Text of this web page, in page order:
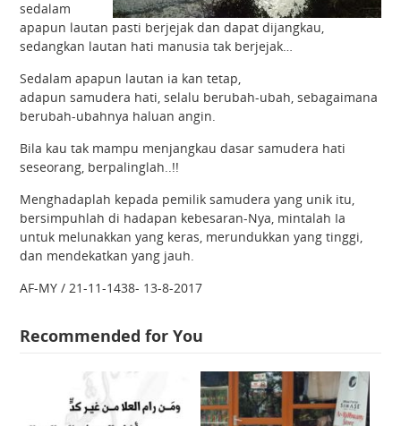
sedalam
apapun lautan pasti berjejak dan dapat dijangkau,
sedangkan lautan hati manusia tak berjejak…
Sedalam apapun lautan ia kan tetap,
adapun samudera hati, selalu berubah-ubah, sebagaimana
berubah-ubahnya haluan angin.
Bila kau tak mampu menjangkau dasar samudera hati
seseorang, berpalinglah..!!
Menghadaplah kepada pemilik samudera yang unik itu,
bersimpuhlah di hadapan kebesaran-Nya, mintalah Ia
untuk melunakkan yang keras, merundukkan yang tinggi,
dan mendekatkan yang jauh.
AF-MY / 21-11-1438- 13-8-2017
Recommended for You